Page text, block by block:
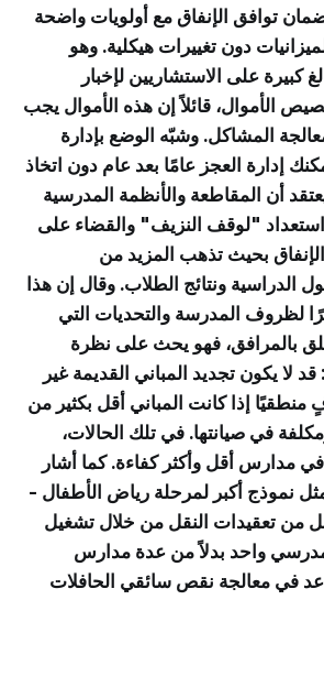
توافق الإنفاق مع أولويات واضحة
دون تغييرات هيكلية. وهو
كبيرة على الاستشاريين لإخبار
الأموال، قائلاً إن هذه الأموال يجب
المشاكل. وشبّه الوضع بإدارة
إدارة العجز عامًا بعد عام دون اتخاذ
أن المقاطعة والأنظمة المدرسية
"لوقف النزيف" والقضاء على
الإنفاق بحيث تذهب المزيد من
الدراسية ونتائج الطلاب. وقال إن هذا
لظروف المدرسة والتحديات التي
بالمرافق، فهو يحث على نظرة
لا يكون تجديد المباني القديمة غير
إذا كانت المباني أقل بكثير من
في صيانتها. في تلك الحالات،
مدارس أقل وأكثر كفاءة. كما أشار
مثل نموذج أكبر لمرحلة رياض الأطفال -
من تعقيدات النقل من خلال تشغيل
مدرسي واحد بدلاً من عدة مدارس
في معالجة نقص سائقي الحافلات